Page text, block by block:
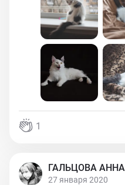
1
ГАЛЬЦОВА АННА
27 января 2020